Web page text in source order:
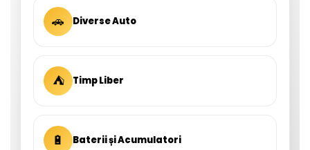
🚗 Diverse Auto
⛺ Timp Liber
🔋 Baterii și Acumulatori